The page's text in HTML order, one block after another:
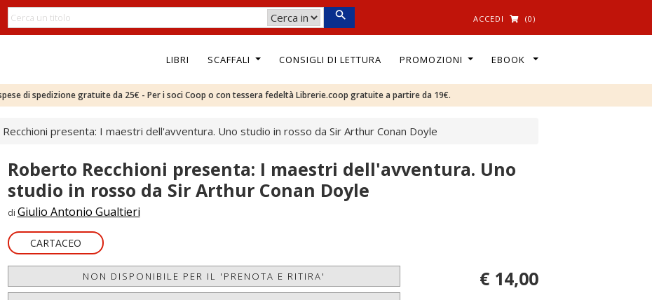
ACCEDI (0)
LIBRI SCAFFALI CONSIGLI DI LETTURA PROMOZIONI EBOOK
di spedizione gratuite da 25€ - Per i soci Coop o con tessera fedeltà Librerie.coop gratuite a partire da 19€.
presenta: I maestri dell'avventura. Uno studio in rosso da Sir Arthur Conan Doyle
Roberto Recchioni presenta: I maestri dell'avventura. Uno
studio in rosso da Sir Arthur Conan Doyle
di Giulio Antonio Gualtieri
CARTACEO
NON DISPONIBILE PER IL 'PRENOTA E RITIRA' € 14,00